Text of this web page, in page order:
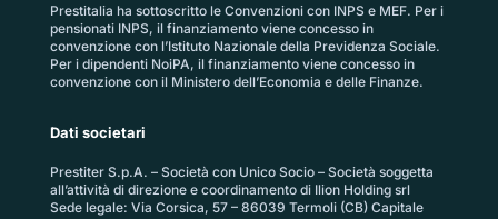
Prestitalia ha sottoscritto le Convenzioni con INPS e MEF. Per i
pensionati INPS, il finanziamento viene concesso in
convenzione con l’Istituto Nazionale della Previdenza Sociale.
Per i dipendenti NoiPA, il finanziamento viene concesso in
convenzione con il Ministero dell’Economia e delle Finanze.
Dati societari
Prestiter S.p.A. – Società con Unico Socio – Società soggetta
all’attività di direzione e coordinamento di Ilion Holding srl
Sede legale: Via Corsica, 57 – 86039 Termoli (CB) Capitale